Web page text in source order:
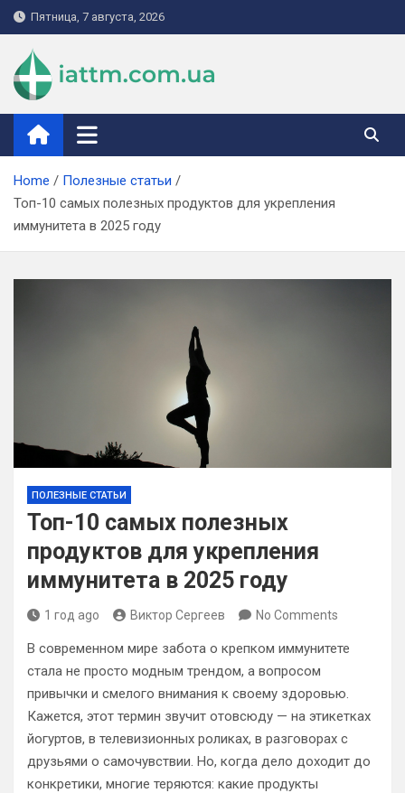
Skip
to
content
Пятница, 7 августа, 2026
iattm.com.ua
Home
Полезные статьи
Топ-10 самых полезных продуктов для укрепления
иммунитета в 2025 году
ПОЛЕЗНЫЕ СТАТЬИ
Топ-10 самых полезных
продуктов для укрепления
иммунитета в 2025 году
1 год ago Виктор Сергеев No Comments
В современном мире забота о крепком иммунитете
стала не просто модным трендом, а вопросом
привычки и смелого внимания к своему здоровью.
Кажется, этот термин звучит отовсюду — на этикетках
йогуртов, в телевизионных роликах, в разговорах с
друзьями о самочувствии. Но, когда дело доходит до
конкретики, многие теряются: какие продукты